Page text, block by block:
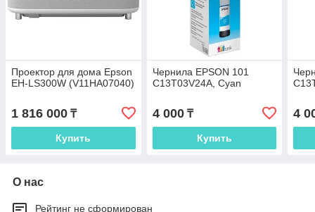
Проектор для дома Epson
EH-LS300W (V11HA07040)
1 816 000 ₸
Купить
Чернила EPSON 101
C13T03V24A, Cyan
4 000₸
Купить
4
О нас
Рейтинг не сформирован